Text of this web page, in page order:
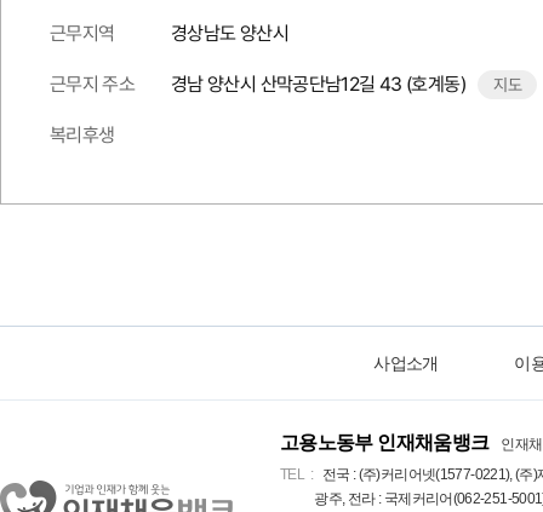
근무지역 경상남도 양산시
근무지 주소 경남 양산시 산막공단남12길 43 (호계동) 지도
복리후생
사업소개 이
고용노동부 인재채움뱅크
인재
TEL
전국 : (주)커리어넷(1577-0221), (
광주, 전라 : 국제커리어(062-251-